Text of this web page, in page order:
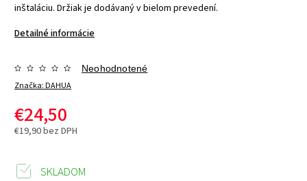
inštaláciu. Držiak je dodávaný v bielom prevedení.
Detailné informácie
Značka:DAHUA
Neohodnotené
€24,50
€19,90 bez DPH
SKLADOM